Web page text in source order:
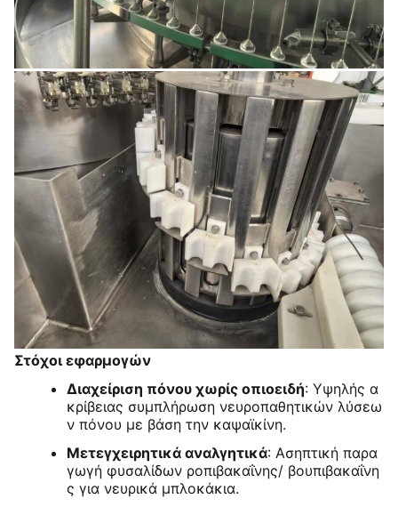
Στόχοι εφαρμογών
Διαχείριση πόνου χωρίς οπιοειδή: Υψηλής α
κρίβειας συμπλήρωση νευροπαθητικών λύσεω
ν πόνου με βάση την καψαϊκίνη.
Μετεγχειρητικά αναλγητικά: Ασηπτική παρα
γωγή φυσαλίδων ροπιβακαΐνης/ βουπιβακαΐνη
ς για νευρικά μπλοκάκια.